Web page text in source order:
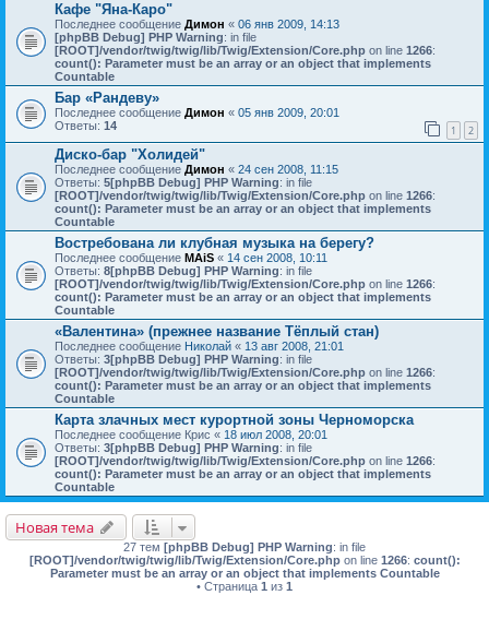
Кафе "Яна-Каро"
Последнее сообщение Димон « 06 янв 2009, 14:13
[phpBB Debug] PHP Warning: in file
[ROOT]/vendor/twig/twig/lib/Twig/Extension/Core.php on line 1266:
count(): Parameter must be an array or an object that implements
Countable
Бар «Рандеву»
Последнее сообщение Димон « 05 янв 2009, 20:01
Ответы: 14 1 2
Диско-бар "Холидей"
Последнее сообщение Димон « 24 сен 2008, 11:15
Ответы: 5[phpBB Debug] PHP Warning: in file
[ROOT]/vendor/twig/twig/lib/Twig/Extension/Core.php on line 1266:
count(): Parameter must be an array or an object that implements
Countable
Востребована ли клубная музыка на берегу?
Последнее сообщение MAiS « 14 сен 2008, 10:11
Ответы: 8[phpBB Debug] PHP Warning: in file
[ROOT]/vendor/twig/twig/lib/Twig/Extension/Core.php on line 1266:
count(): Parameter must be an array or an object that implements
Countable
«Валентина» (прежнее название Тёплый стан)
Последнее сообщение Николай « 13 авг 2008, 21:01
Ответы: 3[phpBB Debug] PHP Warning: in file
[ROOT]/vendor/twig/twig/lib/Twig/Extension/Core.php on line 1266:
count(): Parameter must be an array or an object that implements
Countable
Карта злачных мест курортной зоны Черноморска
Последнее сообщение Крис « 18 июл 2008, 20:01
Ответы: 3[phpBB Debug] PHP Warning: in file
[ROOT]/vendor/twig/twig/lib/Twig/Extension/Core.php on line 1266:
count(): Parameter must be an array or an object that implements
Countable
Новая тема
27 тем [phpBB Debug] PHP Warning: in file
[ROOT]/vendor/twig/twig/lib/Twig/Extension/Core.phpon line 1266: count():
Parameter must be an array or an object that implements Countable
• Страница 1 из 1